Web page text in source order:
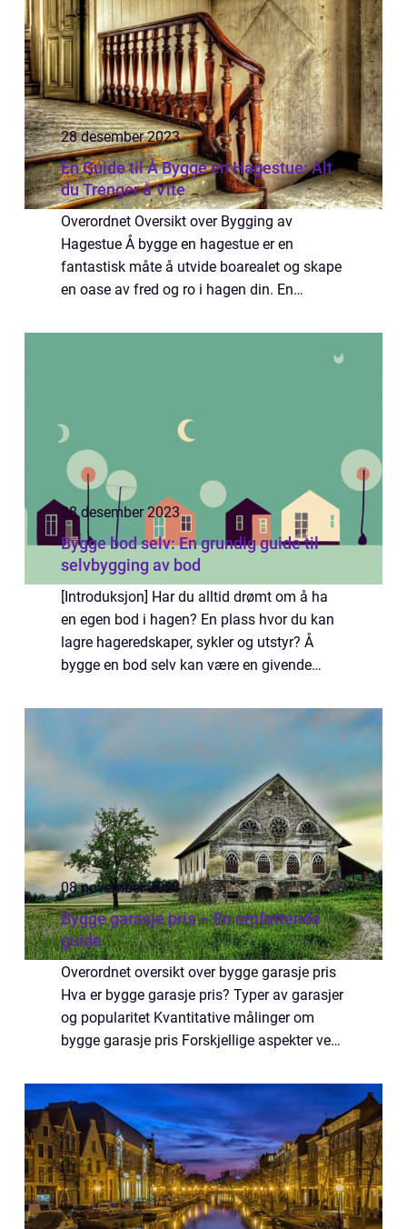
28 desember 2023
En Guide til Å Bygge en Hagestue: Alt
du Trenger å Vite
Overordnet Oversikt over Bygging av
Hagestue Å bygge en hagestue er en
fantastisk måte å utvide boarealet og skape
en oase av fred og ro i hagen din. En
utendørsomgivelser uavhengig av
28 desember 2023
Bygge bod selv: En grundig guide til
selvbygging av bod
[Introduksjon] Har du alltid drømt om å ha
en egen bod i hagen? En plass hvor du kan
lagre hageredskaper, sykler og utstyr? Å
bygge en bod selv kan være en givende
personlig tilfredsstillelse. Denne artikk...
08 november 2023
Bygge garasje pris – En omfattende
guide
Overordnet oversikt over bygge garasje pris
Hva er bygge garasje pris? Typer av garasjer
og popularitet Kvantitative målinger om
bygge garasje pris Forskjellige aspekter ved
av fordeler og ulemper Bygge garasj...